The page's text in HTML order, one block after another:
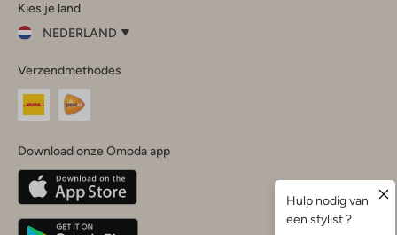
InstagramFacebook
Kies je land
NEDERLAND
je
land
Nederland
Belgique(Français)
Deutschland
Verzendmethodes
Download onze Omoda app